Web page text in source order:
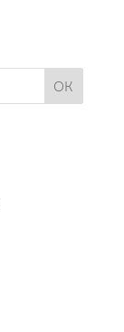
OK